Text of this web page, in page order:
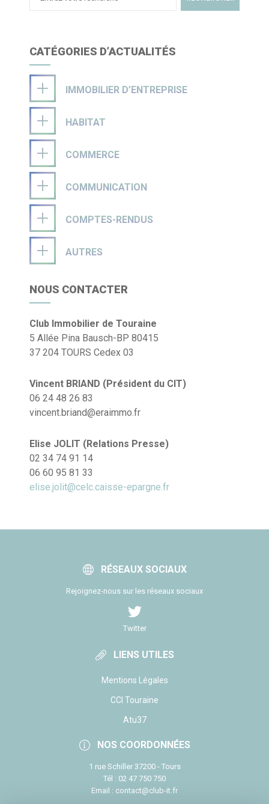
CATÉGORIES D’ACTUALITÉS
IMMOBILIER D’ENTREPRISE
HABITAT
COMMERCE
COMMUNICATION
COMPTES-RENDUS
AUTRES
NOUS CONTACTER
Club Immobilier de Touraine
5 Allée Pina Bausch-BP 80415
37 204 TOURS Cedex 03
Vincent BRIAND (Président du CIT)
06 24 48 26 83
vincent.briand@eraimmo.fr
Elise JOLIT (Relations Presse)
02 34 74 91 14
06 60 95 81 33
elise.jolit@celc.caisse-epargne.fr
RÉSEAUX SOCIAUX
Rejoignez-nous sur les réseaux sociaux
Twitter
LIENS UTILES
Mentions Légales
CCI Touraine
Atu37
NOS COORDONNÉES
1 rue Schiller 37200 - Tours
Tél : 02 47 750 750
Email : contact@club-it.fr